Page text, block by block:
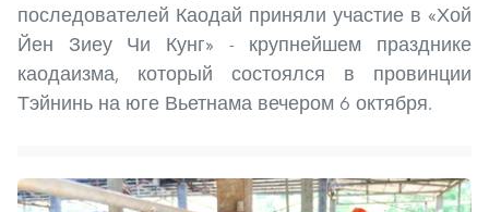
последователей Каодай приняли участие в «Хой
Йен Зиеу Чи Кунг» - крупнейшем празднике
каодаизма, который состоялся в провинции
Тэйнинь на юге Вьетнама вечером 6 октября.